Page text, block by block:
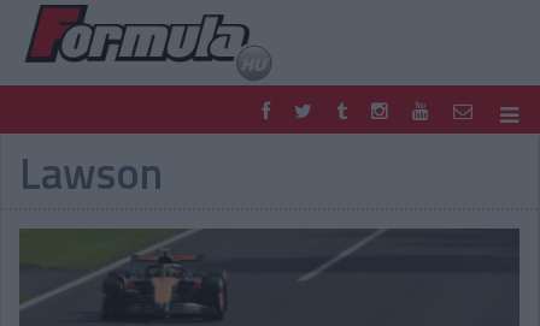
F1
FORMULA
PODCAST
SHOP
LIVE
Lawson